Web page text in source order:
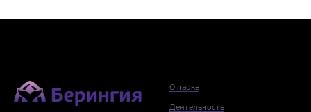
О парке
Деятельность